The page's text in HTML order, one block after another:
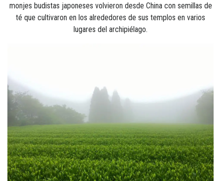
monjes budistas japoneses volvieron desde China con semillas de
té que cultivaron en los alrededores de sus templos en varios
lugares del archipiélago.